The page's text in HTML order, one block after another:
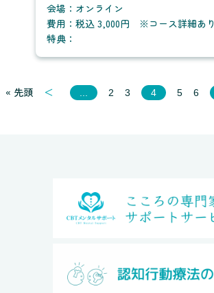
会場：オンライン
費用：税込 3,000円 ※コース詳細あり
特典：
« 先頭 ＜ 2 3 4 5 6